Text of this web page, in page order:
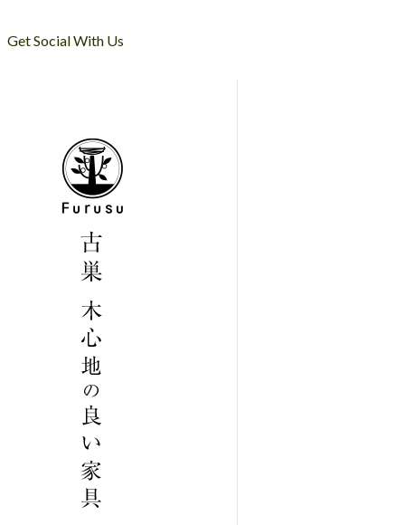
Get Social With Us